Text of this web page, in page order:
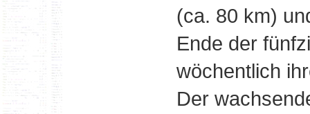
(ca. 80 km)
Ende der
wöchentlich
Der